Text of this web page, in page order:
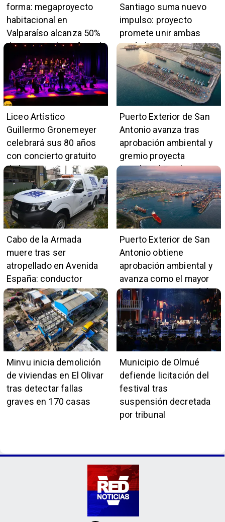
forma: megaproyecto
habitacional en
Valparaíso alcanza 50%
de avance y beneficiará
a 396 familias
Santiago suma nuevo
impulso: proyecto
promete unir ambas
ciudades en 45 minutos
Liceo Artístico
Guillermo Gronemeyer
celebrará sus 80 años
con concierto gratuito
de la Orquesta Marga
Marga
Puerto Exterior de San
Antonio avanza tras
aprobación ambiental y
gremio proyecta
impulso al empleo y
comercio local
Cabo de la Armada
muere tras ser
atropellado en Avenida
España: conductor
también pertenece a la
institución naval
Puerto Exterior de San
Antonio obtiene
aprobación ambiental y
avanza como el mayor
proyecto portuario del
país
Minvu inicia demolición
de viviendas en El Olivar
tras detectar fallas
graves en 170 casas
Municipio de Olmué
defiende licitación del
festival tras
suspensión decretada
por tribunal